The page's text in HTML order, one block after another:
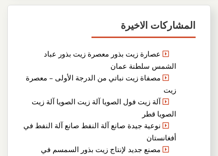
المشاركات الاخيرة
عصارة زيت بذور معصرة زيت بذور عباد
الشمس سلطنة عمان
مصفاة زيت نباتي من الدرجة الأولى – معصرة
زيت
آلة زيت فول الصويا آلة زيت الصويا آلة زيت
الصويا قطر
نوعية جيدة صانع آلة النفط صانع آلة النفط في
أفغانستان
مصنع جديد لإنتاج زيت بذور السمسم في